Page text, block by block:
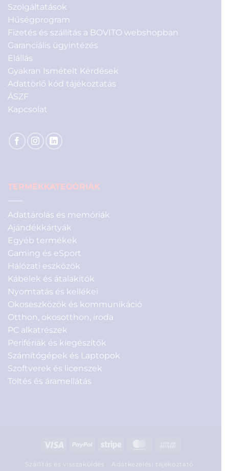
Szolgáltatások
Hűségprogram
Fizetés és szállítás a BOVITO webshopban
Garanciális ügyintézés
Elállás
Gyakran Ismételt Kérdések
Adattörlő kód tájékoztatás
ÁSZF
Kapcsolat
TERMÉKKATEGÓRIÁK
Adattárolás és memóriák
Ajándékkártyák
Egyéb termékek
Gaming és eSport
Hálózati eszközök
Kábelek és átalakítók
Nyomtatás és kellékei
Okoseszközök és kommunikáció
Otthon, okosotthon, iroda
PC alkatrészek
Perifériák és kiegészítők
Számítógépek és Laptopok
Szoftverek és licenszek
Töltés és áramellátás
Visa PayPal Stripe MasterCard
Delivery
Szállítás és visszaküldés
Adatkezelési tájékoztató